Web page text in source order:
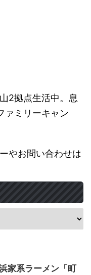
2拠点生活中。息
ァミリーキャン
やお問い合わせは
家系ラーメン「町